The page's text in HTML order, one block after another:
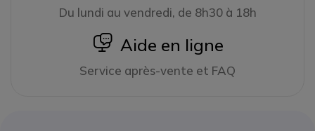
Du lundi au vendredi, de 8h30 à 18h
icon
Aide en ligne
Service après-vente et FAQ